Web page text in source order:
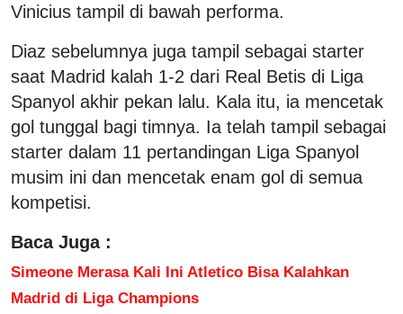
Vinicius tampil di bawah performa.
Diaz sebelumnya juga tampil sebagai starter
saat Madrid kalah 1-2 dari Real Betis di Liga
Spanyol akhir pekan lalu. Kala itu, ia mencetak
gol tunggal bagi timnya. Ia telah tampil sebagai
starter dalam 11 pertandingan Liga Spanyol
musim ini dan mencetak enam gol di semua
kompetisi.
Baca Juga :
Simeone Merasa Kali Ini Atletico Bisa Kalahkan
Madrid di Liga Champions